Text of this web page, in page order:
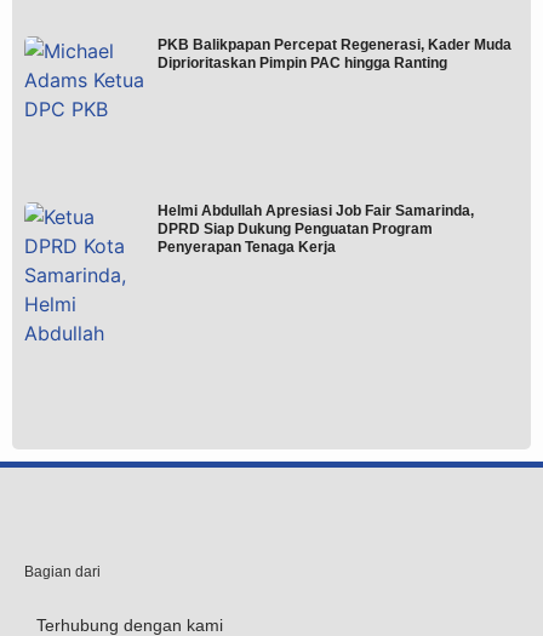
PKB Balikpapan Percepat Regenerasi, Kader Muda
Diprioritaskan Pimpin PAC hingga Ranting
Helmi Abdullah Apresiasi Job Fair Samarinda,
DPRD Siap Dukung Penguatan Program
Penyerapan Tenaga Kerja
Bagian dari
Terhubung dengan kami